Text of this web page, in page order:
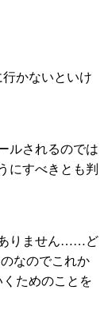
かないといけ
ルされるのでは
にすべきとも判
ありません……ど
なのでこれか
ためのことを